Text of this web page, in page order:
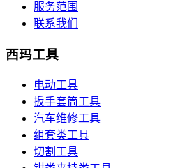
服务范围
联系我们
西玛工具
电动工具
扳手套筒工具
汽车维修工具
组套类工具
切割工具